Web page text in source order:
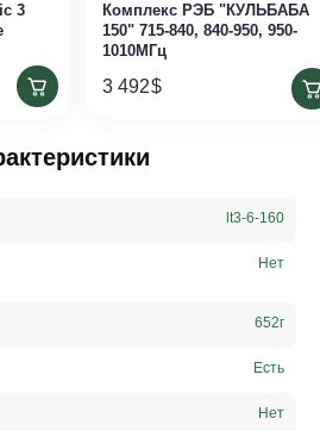
3
Комплекс РЭБ "КУЛЬБАБА
150" 715-840, 840-950, 950-
1010МГц
3 492$
lt3-6-160
Нет
652г
Есть
Нет